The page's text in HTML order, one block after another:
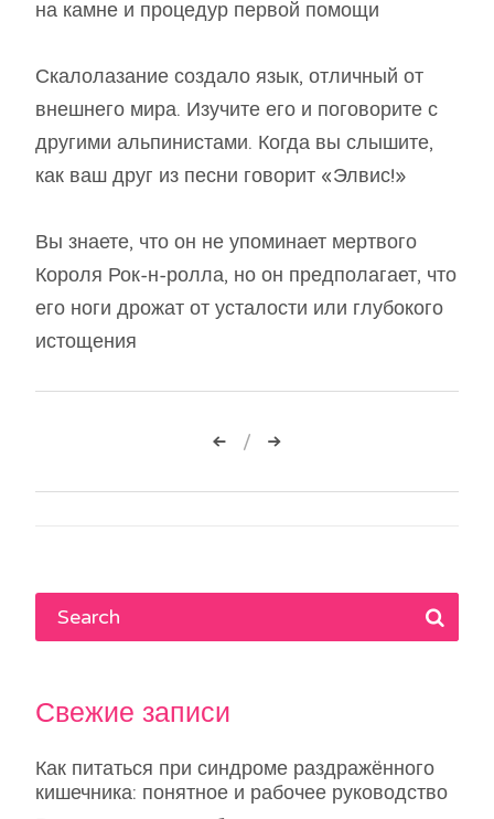
на камне и процедур первой помощи
Скалолазание создало язык, отличный от
внешнего мира. Изучите его и поговорите с
другими альпинистами. Когда вы слышите,
как ваш друг из песни говорит «Элвис!»
Вы знаете, что он не упоминает мертвого
Короля Рок-н-ролла, но он предполагает, что
его ноги дрожат от усталости или глубокого
истощения
Навигация
по
Свежие записи
Как питаться при синдроме раздражённого
кишечника: понятное и рабочее руководство